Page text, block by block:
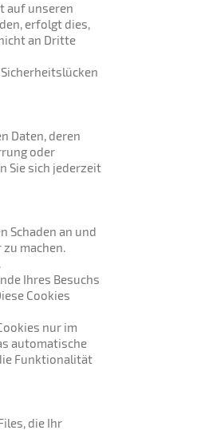
auf unseren
erfolgt dies,
an Dritte
Daten, deren
oder
Sie sich jederzeit
Schaden an und
machen.
Ihres Besuchs
Cookies
nur im
automatische
Funktionalität
die Ihr